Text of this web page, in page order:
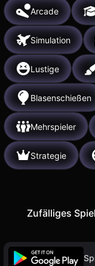
Arcade
Simulation
Lustige
Blasenschießen
Mehrspieler
Strategie
Zufälliges Spiel